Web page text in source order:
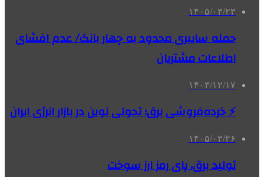
۱۴۰۵/۰۳/۲۳
حمله سایبری محدود به چهار بانک/ عدم افشای
اطلاعات مشتریان
۱۴۰۳/۱۲/۱۷
⚡ خرده‌فروشی برق؛ تحولی نوین در بازار انرژی ایران
۱۴۰۵/۰۳/۲۶
تولید برق، پای رمز ارز سوخت